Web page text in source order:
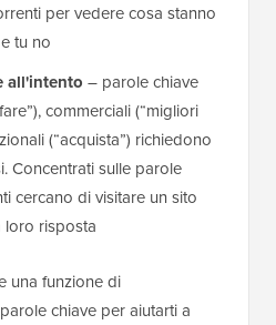
per vedere cosa stanno
tu no
all'intento – parole chiave
commerciali (“migliori
(“acquista”) richiedono
Concentrati sulle parole
cercano di visitare un sito
risposta
una funzione di
chiave per aiutarti a